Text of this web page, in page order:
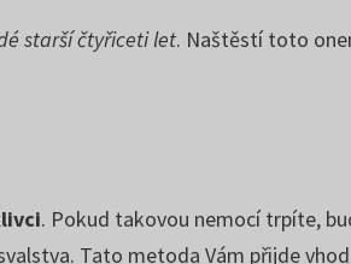
starší čtyřiceti let. Naštěstí toto
. Pokud takovou nemocí trpíte,
Tato metoda Vám přijde